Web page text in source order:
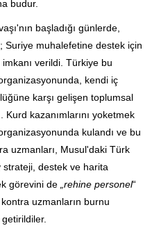
budur.
başladığı günlerde,
muhalefetine destek için
verildi. Türkiye bu
kendi iç
karşı gelişen toplumsal
Kurd kazanımlarını yoketmek
kulandı ve bu
uzmanları, Musul'daki Türk
strateji, destek ve harita
görevini de „rehine personel“
uzmanların burnu